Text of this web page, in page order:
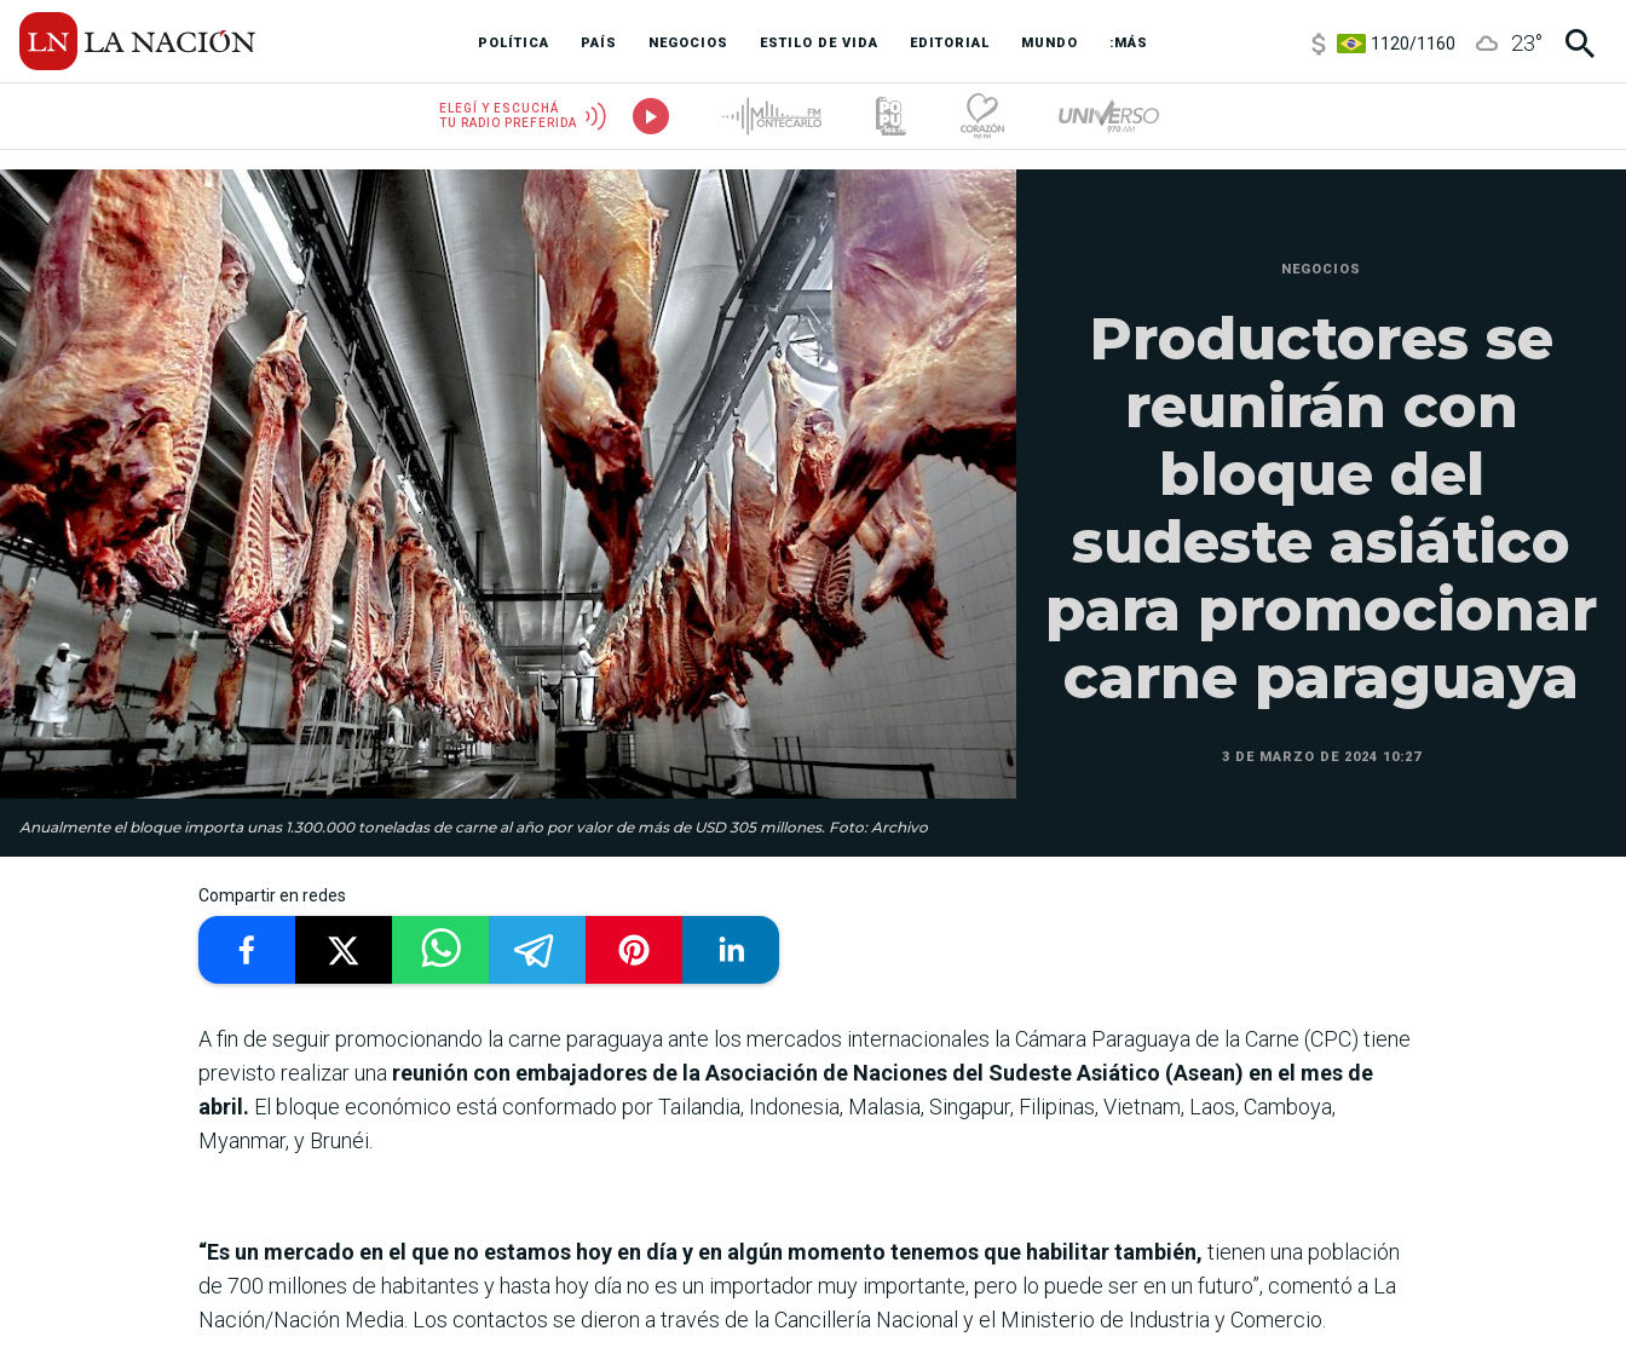
POLÍTICA PAÍS NEGOCIOS ESTILO DE VIDA EDITORIAL MUNDO :MÁS
3,6/3,9
23°
ELEGÍ Y ESCUCHÁ
TU RADIO PREFERIDA
Anualmente el bloque importa unas 1.300.000 toneladas de carne al año por valor de más de USD 305 millones. Foto: Archivo
NEGOCIOS
Productores se
reunirán con
bloque del
sudeste asiático
para promocionar
carne paraguaya
3 DE MARZO DE 2024 10:27
Compartir en redes
A fin de seguir promocionando la carne paraguaya ante los mercados internacionales la Cámara Paraguaya de la Carne (CPC) tiene
previsto realizar una reunión con embajadores de la Asociación de Naciones del Sudeste Asiático (Asean) en el mes de
abril. El bloque económico está conformado por Tailandia, Indonesia, Malasia, Singapur, Filipinas, Vietnam, Laos, Camboya,
Myanmar, y Brunéi.
“Es un mercado en el que no estamos hoy en día y en algún momento tenemos que habilitar también, tienen una población
de 700 millones de habitantes y hasta hoy día no es un importador muy importante, pero lo puede ser en un futuro”, comentó a La
Nación/Nación Media. Los contactos se dieron a través de la Cancillería Nacional y el Ministerio de Industria y Comercio.